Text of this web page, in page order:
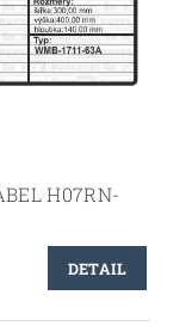
H07RN-
DETAIL